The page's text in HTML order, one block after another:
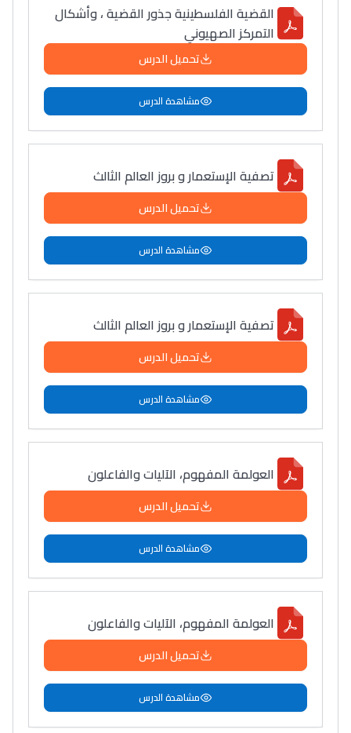
Lycée Maroc
القضية الفلسطينية جذور القضية ، وأشكال
التمركز الصهيوني
تحميل الدرس
مشاهدة الدرس
تصفية الإستعمار و بروز العالم الثالث
تحميل الدرس
مشاهدة الدرس
تصفية الإستعمار و بروز العالم الثالث
تحميل الدرس
مشاهدة الدرس
العولمة المفهوم، الآليات والفاعلون
تحميل الدرس
مشاهدة الدرس
العولمة المفهوم، الآليات والفاعلون
تحميل الدرس
مشاهدة الدرس